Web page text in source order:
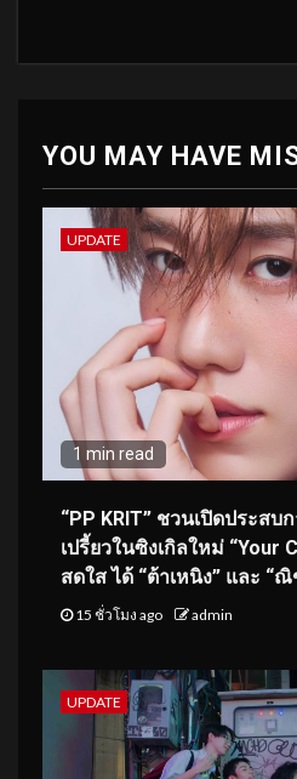
YOU MAY HAVE
UPDATE
1 min read
“PP KRIT” ชวนเปิดประส
เปรี้ยวในซิงเกิลใหม่ “Your
สดใส ได้ “ต้าเหนิง” และ “
15 ชั่วโมง ago admin
UPDATE